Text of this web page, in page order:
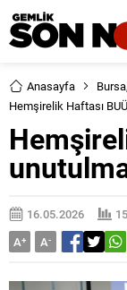
Anasayfa Bursa,
Hemşirelik Haftası
16.05.2026
15
A+ A-